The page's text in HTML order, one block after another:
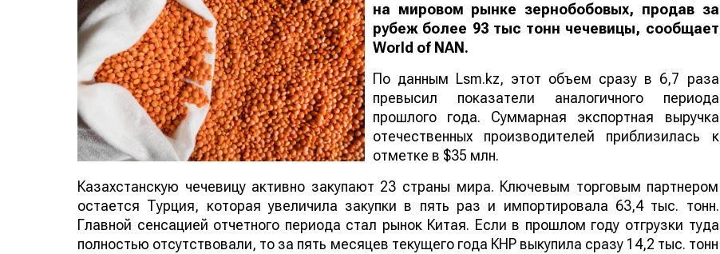
на мировом рынке зернобобовых, продав за
рубеж более 93 тыс тонн чечевицы, сообщает
World of NAN .
По данным Lsm.kz, этот объем сразу в 6,7 раза
превысил показатели аналогичного периода
прошлого года. Суммарная экспортная выручка
отечественных производителей приблизилась к
отметке в $35 млн.
Казахстанскую чечевицу активно закупают 23 страны мира. Ключевым торговым партнером
остается Турция, которая увеличила закупки в пять раз и импортировала 63,4 тыс. тонн.
Главной сенсацией отчетного периода стал рынок Китая. Если в прошлом году отгрузки туда
полностью отсутствовали, то за пять месяцев текущего года КНР выкупила сразу 14,2 тыс. тонн